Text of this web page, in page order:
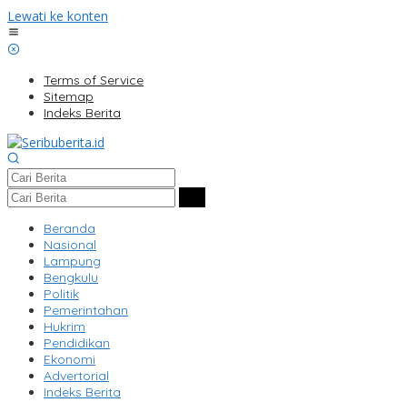
Lewati ke konten
Terms of Service
Sitemap
Indeks Berita
Beranda
Nasional
Lampung
Bengkulu
Politik
Pemerintahan
Hukrim
Pendidikan
Ekonomi
Advertorial
Indeks Berita